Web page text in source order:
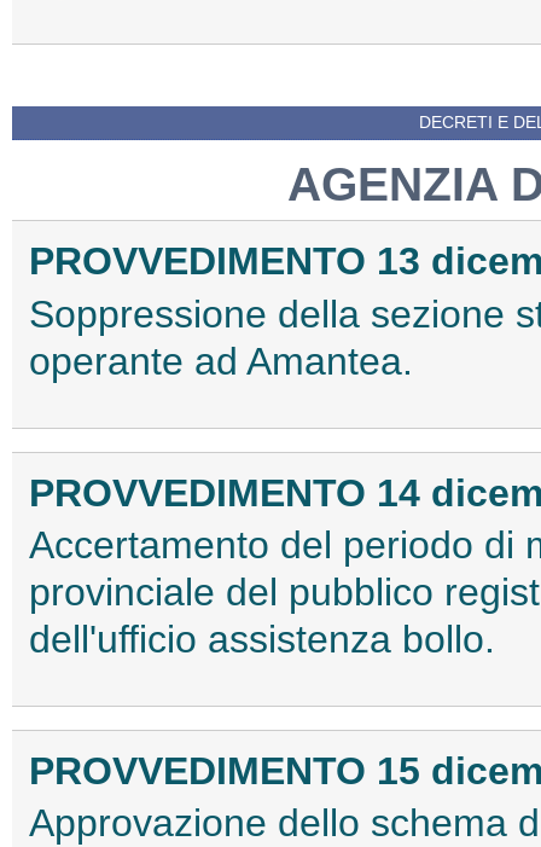
DECRETI E
AGENZIA
PROVVEDIMENTO 13
Soppressione della sezione
operante ad Amantea.
PROVVEDIMENTO 14
Accertamento del periodo di
provinciale del pubblico
dell'ufficio assistenza bollo.
PROVVEDIMENTO 15
Approvazione dello schema